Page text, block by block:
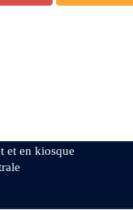
et en kiosque